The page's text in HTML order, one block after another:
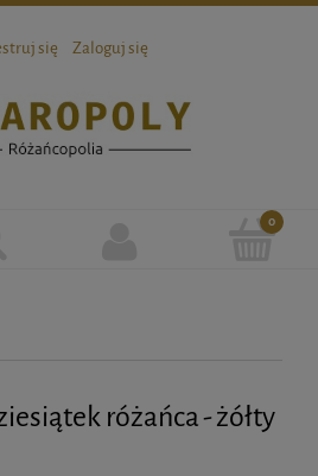
się Zaloguj się
różańca - żółty